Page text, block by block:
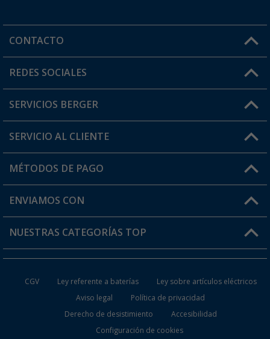
CONTACTO
Horario de atención al cliente:
¿Tienes alguna duda?
REDES SOCIALES
SERVICIOS BERGER
Conviértete en distribuidor
Mi cuenta
Tarjeta Berger Digital
SERVICIO AL CLIENTE
FAQ y Contacto
Información de envío
¿Dónde está mi pedido?
MÉTODOS DE PAGO
ENVIAMOS CON
NUESTRAS CATEGORÍAS TOP
Muebles de Camping
CGV Ley referente a baterías
Ley sobre artículos eléctricos
Aviso legal
Política de privacidad
Derecho de desistimiento
Accesibilidad
Configuración de cookies